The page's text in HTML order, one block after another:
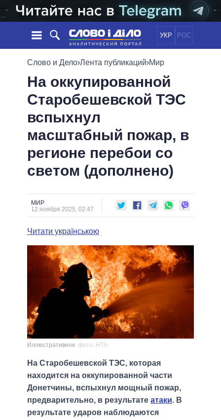
УКР РОС
НОВОСТИ
ЛЕНТА
СОБЫТИЯ
СТАТЬИ
ОБЗОРЫ
ДАЙДЖЕСТЫ
ПОЛИТИКА
ЭКОНОМИКА
МИР
ОБЕЩАНИЯ
ПОЛИТИКИ
ВСЕ ПОЛИТИКИ
ПРЕЗИДЕНТ И ОФИС
ВЕРХОВНАЯ РАДА
КАБИНЕТ МИНИСТРОВ
МЭРЫ
ВСЕ ПЕРСОНЫ
ИНФОГРАФИКА
ВИДЕО
ПОДДЕРЖАТЬ
СРАВНЕНИЕ ПОЛИТИКОВ
Слово и Дело›Лента публикаций›Мир
На оккупированной
Старобешевской ТЭС
вспыхнул
масштабный пожар, в
регионе перебои со
светом (дополнено)
МИР
12 ноября 2025, 02:47
Читати українською
Иллюстративное фото: НТА
На Старобешевской ТЭС, которая
находится на оккупированной части
Донетчины, вспыхнул мощный пожар,
предварительно, в результате атаки. В
результате ударов наблюдаются